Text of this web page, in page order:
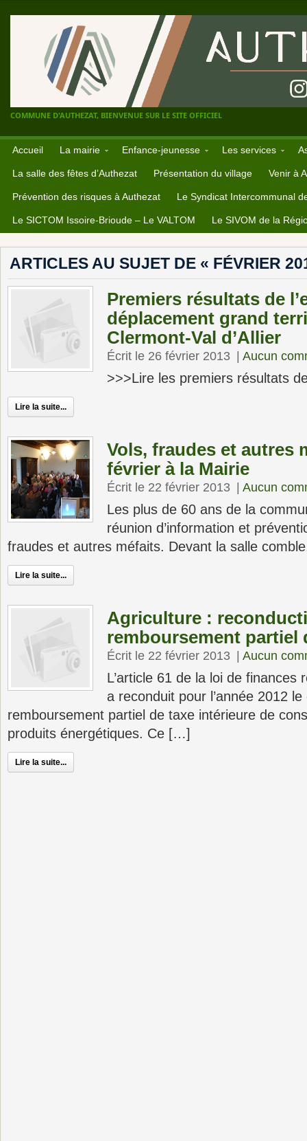
COMMUNE D'AUTHEZAT, BIENVENUE SUR LE SITE OFFICIEL
Accueil La mairie Enfance-jeunesse Les services
La salle des fêtes d’Authezat Présentation du village Venir à
Prévention des risques à Authezat Le Syndicat Intercommunal
Le SICTOM Issoire-Brioude – Le VALTOM Le SIVOM de la
ARTICLES AU SUJET DE « FÉVRIER
Premiers résultats de
déplacement grand
Clermont-Val d’Allier
Écrit le 26 février 2013 Aucun
>>>Lire les premiers résultats
Lire la suite...
Vols, fraudes et autres
février à la Mairie
Écrit le 22 février 2013 Aucun
Les plus de 60 ans de la
réunion d’information et
fraudes et autres méfaits. Devant la salle
Lire la suite...
Agriculture :
remboursement partiel
Écrit le 22 février 2013 Aucun
L’article 61 de la loi de finances
a reconduit pour l’année 2012
remboursement partiel de taxe intérieure de
produits énergétiques. Ce […]
Lire la suite...